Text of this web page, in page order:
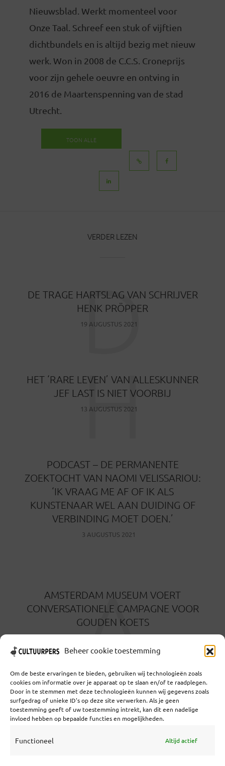
Beheer cookie toestemming
Om de beste ervaringen te bieden, gebruiken wij technologieën zoals
cookies om informatie over je apparaat op te slaan en/of te raadplegen.
Door in te stemmen met deze technologieën kunnen wij gegevens zoals
surfgedrag of unieke ID's op deze site verwerken. Als je geen
toestemming geeft of uw toestemming intrekt, kan dit een nadelige
invloed hebben op bepaalde functies en mogelijkheden.
Functioneel Altijd actief
Nieuwsblad. Werkt momenteel voor
Onze Taal. Schreef een stuk of vijftien
dichtbundels en is altijd bezig met nieuw
werk. Won in 2008 de C.C.S. Croneprijs
voor zijn gehele oeuvre en ontving in
2016 de Maartenspenning van de stad
Utrecht.
TOON ALLE
VERDER LEZEN
DE TRAGE HARTSLAG VAN SCHRIJVER
HENK PRÖPPER
19 AUGUSTUS 2021
D
HET ‘RARE LEVEN’ VAN ALLESKUNNER
JEF LAST IS NIET VOORBIJ
13 AUGUSTUS 2021
H
​PODCAST – DE PERMANENTE
ZOEKTOCHT VAN NAOMI VELISSARIOU:
‘IK VRAAG ME AF OF IK ALS
KUNSTENAAR WEL AAN DUIDING OF
VERBINDING MOET DOEN.’
3 AUGUSTUS 2021
AMSTERDAM MUSEUM VOERT
CONVERSATIONELE CAMPAGNE VOOR
GOUDEN KOETS
A
Coöperatief Cultureel Persbureau U.A. | Salzburg 29 |
3524KS Utrecht | KvK: 55573592 |Btw: